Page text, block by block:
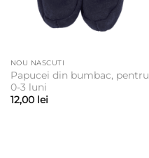
NOU NASCUTI
Papucei din bumbac, pentru
0-3 luni
12,00 lei